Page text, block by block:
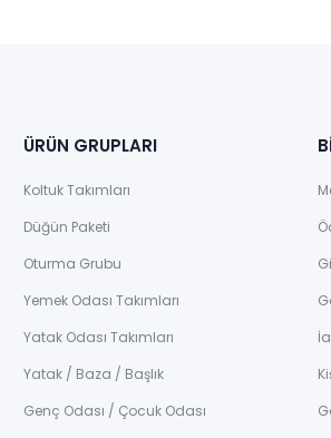
ÜRÜN GRUPLARI
Koltuk Takımları
Düğün Paketi
Oturma Grubu
Yemek Odası Takımları
Yatak Odası Takımları
Yatak / Baza / Başlık
Genç Odası / Çocuk Odası